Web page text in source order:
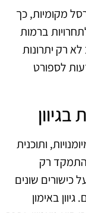
מקומיות, כך
ברמות
רק יתרונות
לספורט
ותוכנית
רק
כישורים שונים
באימון